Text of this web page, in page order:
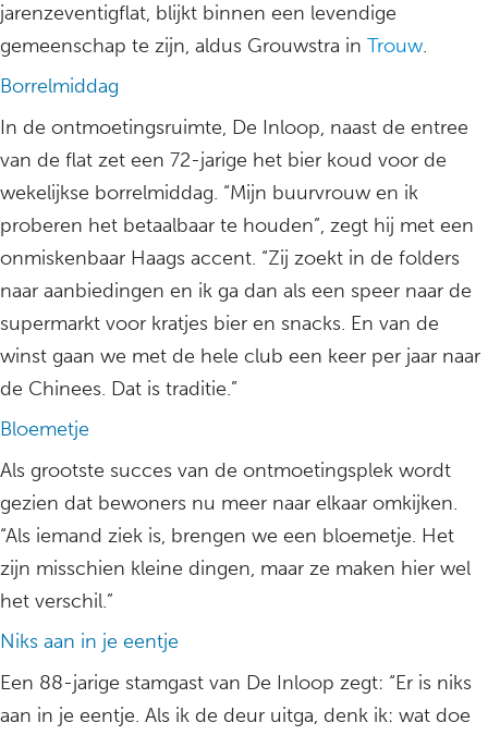
jarenzeventigflat, blijkt binnen een levendige
gemeenschap te zijn, aldus Grouwstra in Trouw.
Borrelmiddag
In de ontmoetingsruimte, De Inloop, naast de entree
van de flat zet een 72-jarige het bier koud voor de
wekelijkse borrelmiddag. “Mijn buurvrouw en ik
proberen het betaalbaar te houden”, zegt hij met een
onmiskenbaar Haags accent. “Zij zoekt in de folders
naar aanbiedingen en ik ga dan als een speer naar de
supermarkt voor kratjes bier en snacks. En van de
winst gaan we met de hele club een keer per jaar naar
de Chinees. Dat is traditie.”
Bloemetje
Als grootste succes van de ontmoetingsplek wordt
gezien dat bewoners nu meer naar elkaar omkijken.
“Als iemand ziek is, brengen we een bloemetje. Het
zijn misschien kleine dingen, maar ze maken hier wel
het verschil.”
Niks aan in je eentje
Een 88-jarige stamgast van De Inloop zegt: “Er is niks
aan in je eentje. Als ik de deur uitga, denk ik: wat doe